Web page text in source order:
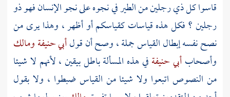
قاسوا كل ذي رجلين من الطير في نجوه على نجو الإنسان فهو ذو
رجلين ؟ فكل هذه قياسات كقياسكم أو أظهر ، وهذا يرى من
نصح نفسه إبطال القياس جملة ، وصح أن قولأبي حنيفةومالك
وأصحابأبي حنيفةفي هذه المسألة باطل بيقين ، لأنهم لا شيئا
من النصوص اتبعوا ولا شيئا من القياس ضبطوا ، ولا بقول